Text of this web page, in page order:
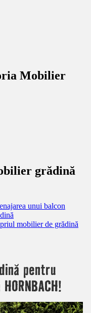
Mobilier
grădină
unui balcon
mobilier de grădină